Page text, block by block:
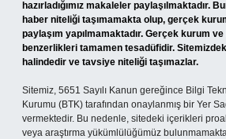
hazırladığımız makaleler paylaşılmaktadır.
haber niteliği taşımamakta olup, gerçek
paylaşım yapılmamaktadır. Gerçek kurum
benzerlikleri tamamen tesadüfidir.
halindedir ve tavsiye niteliği taşımazlar.
Sitemiz, 5651 Sayılı Kanun gereğince Bilgi
Kurumu (BTK) tarafından onaylanmış bir Yer
vermektedir. Bu nedenle, sitedeki içerikleri
veya araştırma yükümlülüğümüz